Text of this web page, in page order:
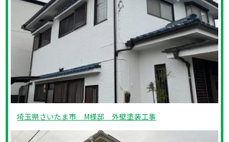
埼玉県さいたま市 M様邸 外壁塗装工事